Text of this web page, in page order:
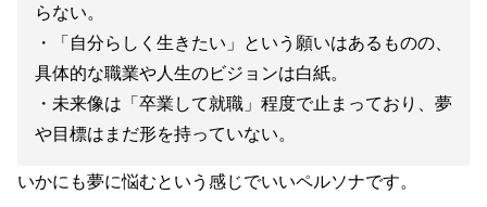
らない。
・「自分らしく生きたい」という願いはあるものの、
具体的な職業や人生のビジョンは白紙。
・未来像は「卒業して就職」程度で止まっており、夢
や目標はまだ形を持っていない。
いかにも夢に悩むという感じでいいペルソナです。